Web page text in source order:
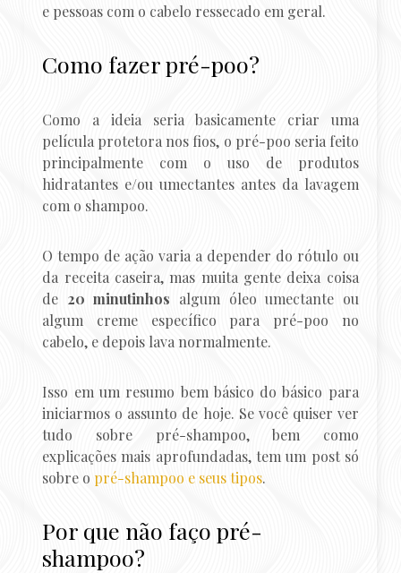
e pessoas com o cabelo ressecado em geral.
Como fazer pré-poo?
Como a ideia seria basicamente criar uma
película protetora nos fios, o pré-poo seria feito
principalmente com o uso de produtos
hidratantes e/ou umectantes antes da lavagem
com o shampoo.
O tempo de ação varia a depender do rótulo ou
da receita caseira, mas muita gente deixa coisa
de 20 minutinhos algum óleo umectante ou
algum creme específico para pré-poo no
cabelo, e depois lava normalmente.
Isso em um resumo bem básico do básico para
iniciarmos o assunto de hoje. Se você quiser ver
tudo sobre pré-shampoo, bem como
explicações mais aprofundadas, tem um post só
sobre o pré-shampoo e seus tipos.
Por que não faço pré-
shampoo?